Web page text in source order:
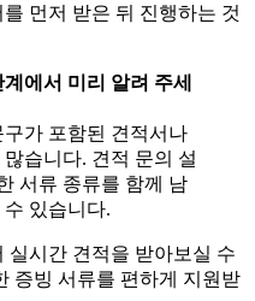
먼저 받은 뒤 진행하는 것
에서 미리 알려 주세
가 포함된 견적서나
습니다. 견적 문의 설
서류 종류를 함께 남
있습니다.
실시간 견적을 받아보실 수
증빙 서류를 편하게 지원받